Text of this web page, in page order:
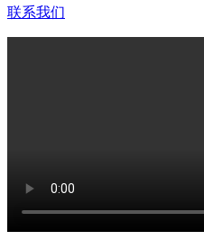
联系我们